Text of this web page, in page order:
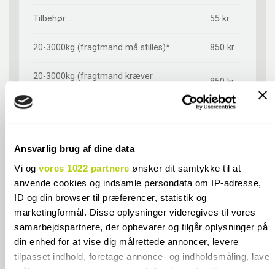
Ansvarlig brug af dine data
Vi og vores 1022 partnere ønsker dit samtykke til at
anvende cookies og indsamle persondata om IP-adresse,
ID og din browser til præferencer, statistik og
marketingformål. Disse oplysninger videregives til vores
samarbejdspartnere, der opbevarer og tilgår oplysninger på
din enhed for at vise dig målrettede annoncer, levere
tilpasset indhold, foretage annonce- og indholdsmåling, lave
Tilbehør 55 kr.
20-3000kg (fragtmand må stilles)* 850 kr.
20-3000kg (fragtmand kræver
850 kr.
*Emballage- og håndteringstillæg ved køb
af ægte terrazzofliser
**Emballage- og håndteringstillæg ved
køb af ægte terrazzofliser
*Emballage- og håndteringstillæg ved køb
af Cesi fliser
900 kr.
*Emballage- og håndteringstillæg ved køb